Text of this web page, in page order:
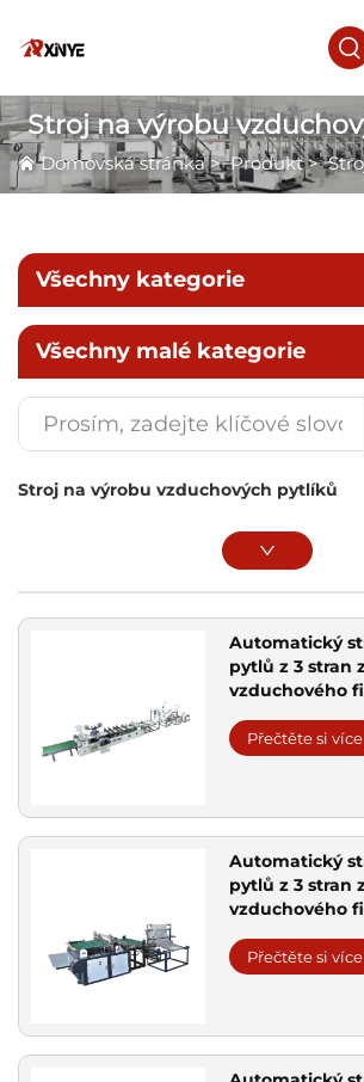
Stroj na výrobu
Domovská stránka>Produkt>
Všechny kategorie
Všechny malé kategorie
Stroj na výrobu vzduchových pytlíků
Automatický
pytlů z 3 stran
vzduchového
Přečtěte si více
Automatický
pytlů z 3 stran
vzduchového
Přečtěte si více